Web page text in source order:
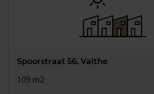
Spoorstraat 56, Valthe
109 m2